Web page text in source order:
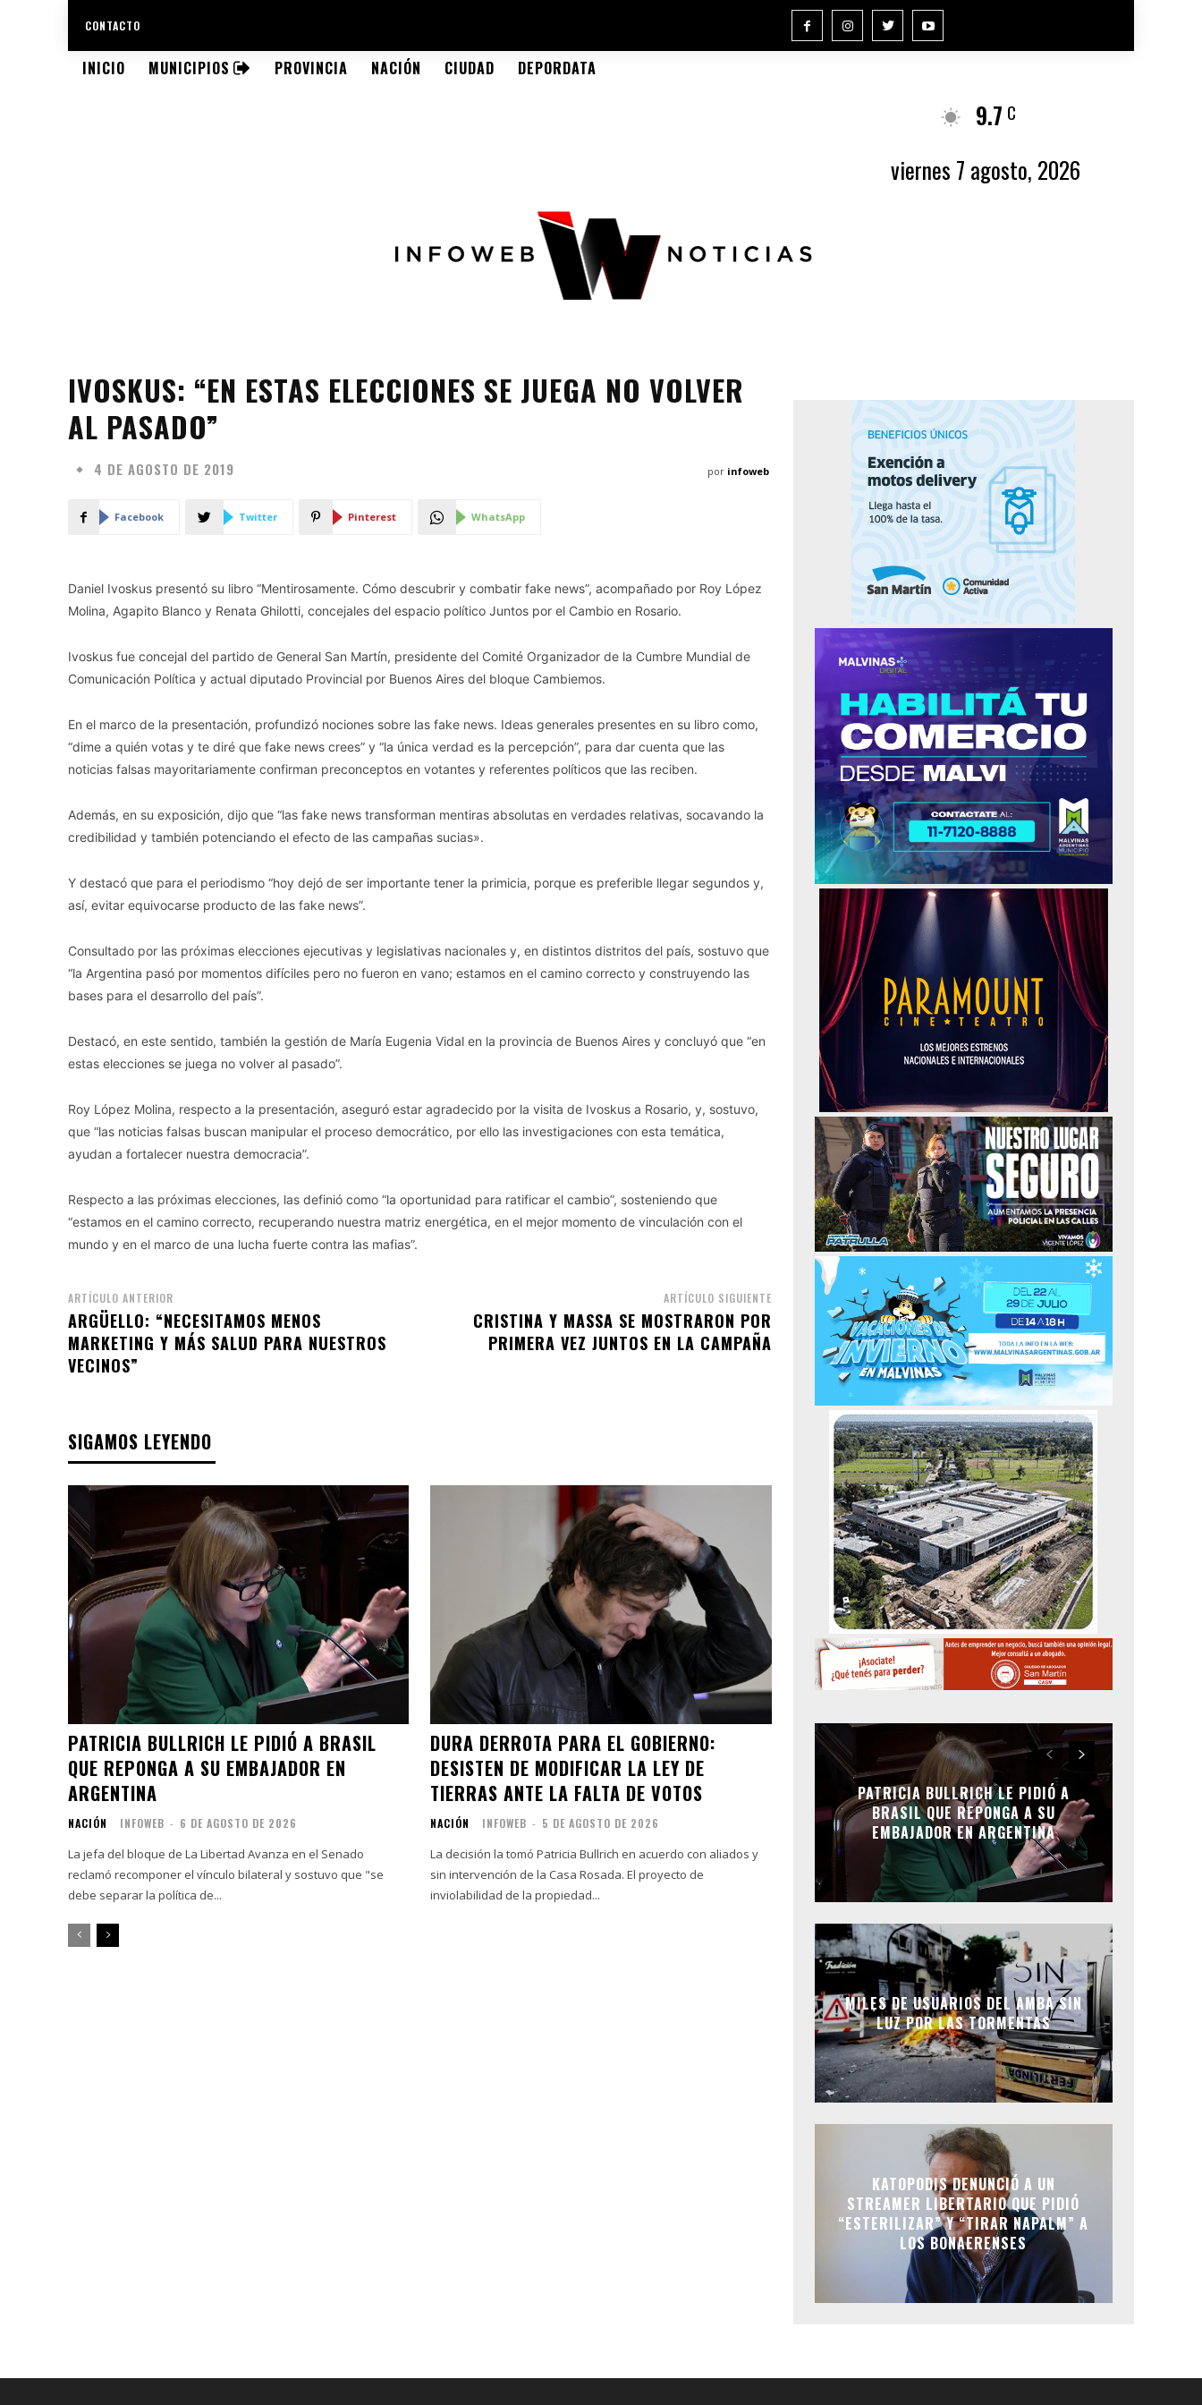
CONTACTO
INICIO MUNICIPIOS PROVINCIA NACIÓN CIUDAD DEPORDATA
9.7 C
viernes 7 agosto, 2026
IVOSKUS: “EN ESTAS ELECCIONES SE JUEGA NO VOLVER
AL PASADO”
4 DE AGOSTO DE 2019 por infoweb
Facebook Twitter Pinterest WhatsApp
Daniel Ivoskus presentó su libro “Mentirosamente. Cómo descubrir y combatir fake news”, acompañado por Roy López
Molina, Agapito Blanco y Renata Ghilotti, concejales del espacio político Juntos por el Cambio en Rosario.
Ivoskus fue concejal del partido de General San Martín, presidente del Comité Organizador de la Cumbre Mundial de
Comunicación Política y actual diputado Provincial por Buenos Aires del bloque Cambiemos.
En el marco de la presentación, profundizó nociones sobre las fake news. Ideas generales presentes en su libro como,
“dime a quién votas y te diré que fake news crees” y “la única verdad es la percepción”, para dar cuenta que las
noticias falsas mayoritariamente confirman preconceptos en votantes y referentes políticos que las reciben.
Además, en su exposición, dijo que “las fake news transforman mentiras absolutas en verdades relativas, socavando la
credibilidad y también potenciando el efecto de las campañas sucias».
Y destacó que para el periodismo “hoy dejó de ser importante tener la primicia, porque es preferible llegar segundos y,
así, evitar equivocarse producto de las fake news”.
Consultado por las próximas elecciones ejecutivas y legislativas nacionales y, en distintos distritos del país, sostuvo que
“la Argentina pasó por momentos difíciles pero no fueron en vano; estamos en el camino correcto y construyendo las
bases para el desarrollo del país”.
Destacó, en este sentido, también la gestión de María Eugenia Vidal en la provincia de Buenos Aires y concluyó que “en
estas elecciones se juega no volver al pasado”.
Roy López Molina, respecto a la presentación, aseguró estar agradecido por la visita de Ivoskus a Rosario, y, sostuvo,
que “las noticias falsas buscan manipular el proceso democrático, por ello las investigaciones con esta temática,
ayudan a fortalecer nuestra democracia”.
Respecto a las próximas elecciones, las definió como “la oportunidad para ratificar el cambio”, sosteniendo que
“estamos en el camino correcto, recuperando nuestra matriz energética, en el mejor momento de vinculación con el
mundo y en el marco de una lucha fuerte contra las mafias”.
ARTÍCULO ANTERIOR
ARGÜELLO: “NECESITAMOS MENOS
MARKETING Y MÁS SALUD PARA NUESTROS
VECINOS”
ARTÍCULO SIGUIENTE
CRISTINA Y MASSA SE MOSTRARON POR
PRIMERA VEZ JUNTOS EN LA CAMPAÑA
SIGAMOS LEYENDO
PATRICIA BULLRICH LE PIDIÓ A BRASIL
QUE REPONGA A SU EMBAJADOR EN
ARGENTINA
NACIÓN INFOWEB - 6 DE AGOSTO DE 2026
La jefa del bloque de La Libertad Avanza en el Senado
reclamó recomponer el vínculo bilateral y sostuvo que "se
debe separar la política de...
DURA DERROTA PARA EL GOBIERNO:
DESISTEN DE MODIFICAR LA LEY DE
TIERRAS ANTE LA FALTA DE VOTOS
NACIÓN INFOWEB - 5 DE AGOSTO DE 2026
La decisión la tomó Patricia Bullrich en acuerdo con aliados y
sin intervención de la Casa Rosada. El proyecto de
inviolabilidad de la propiedad...
PATRICIA BULLRICH LE PIDIÓ A
BRASIL QUE REPONGA A SU
EMBAJADOR EN ARGENTINA
MILES DE USUARIOS DEL AMBA SIN
LUZ POR LAS TORMENTAS
KATOPODIS DENUNCIÓ A UN
STREAMER LIBERTARIO QUE PIDIÓ
“ESTERILIZAR” Y “TIRAR NAPALM” A
LOS BONAERENSES